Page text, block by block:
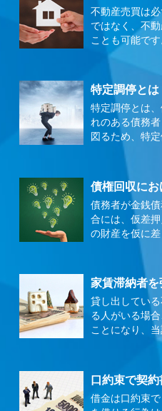
不動産売買は
ではなく、不
ことも可能で
特定調停とは
特定調停とは
れのある債務
図るため、特
債権回収にお
債務者が金銭
合には、仮差
の財産を仮に
家賃滞納者を
貸し出してい
る人がいる場
ことになり、
口約束で契約
借金は口約束